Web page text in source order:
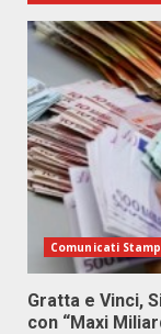
Comunicati
Gratta e Vinci,
con “Maxi